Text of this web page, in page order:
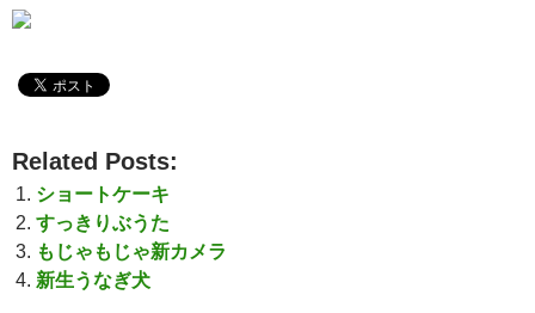
Related Posts:
ショートケーキ
すっきりぶうた
もじゃもじゃ新カメラ
新生うなぎ犬